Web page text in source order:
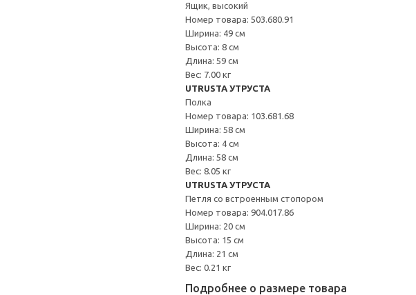
Ящик, высокий
Номер товара: 503.680.91
Ширина: 49 см
Высота: 8 см
Длина: 59 см
Вес: 7.00 кг
UTRUSTA УТРУСТА
Полка
Номер товара: 103.681.68
Ширина: 58 см
Высота: 4 см
Длина: 58 см
Вес: 8.05 кг
UTRUSTA УТРУСТА
Петля со встроенным стопором
Номер товара: 904.017.86
Ширина: 20 см
Высота: 15 см
Длина: 21 см
Вес: 0.21 кг
Подробнее о размере товара